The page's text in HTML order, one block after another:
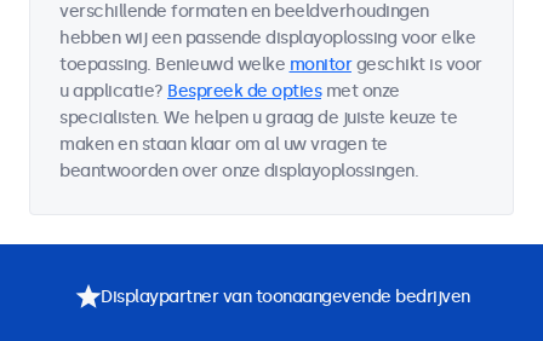
verschillende formaten en beeldverhoudingen
hebben wij een passende displayoplossing voor elke
toepassing. Benieuwd welke monitorgeschikt is voor
u applicatie? Bespreek de optiesmet onze
specialisten. We helpen u graag de juiste keuze te
maken en staan klaar om al uw vragen te
beantwoorden over onze displayoplossingen.
Displaypartner van toonaangevende bedrijven